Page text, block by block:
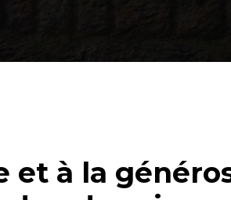
et à la